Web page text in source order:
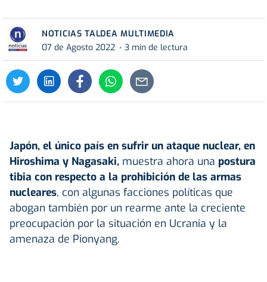
NOTICIAS TALDEA MULTIMEDIA
07 de Agosto 2022
3 min de lectura
Japón, el único país en sufrir un ataque nuclear, en
Hiroshima y Nagasaki, muestra ahora una postura
tibia con respecto a la prohibición de las armas
nucleares, con algunas facciones políticas que
abogan también por un rearme ante la creciente
preocupación por la situación en Ucrania y la
amenaza de Pionyang.